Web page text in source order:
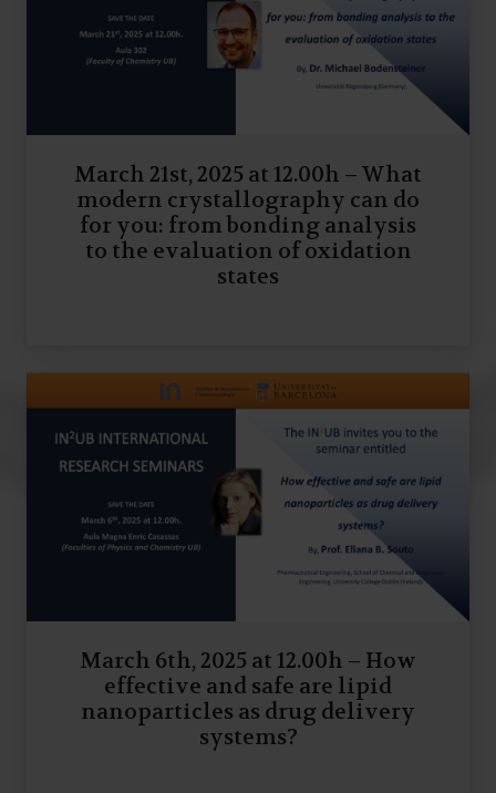
March 21st, 2025 at 12.00h – What
modern crystallography can do
for you: from bonding analysis
to the evaluation of oxidation
states
March 6th, 2025 at 12.00h – How
effective and safe are lipid
nanoparticles as drug delivery
systems?